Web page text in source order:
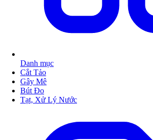
Danh mục
Cắt Tảo
Gây Mê
Bút Đo
Tạt, Xử Lý Nước